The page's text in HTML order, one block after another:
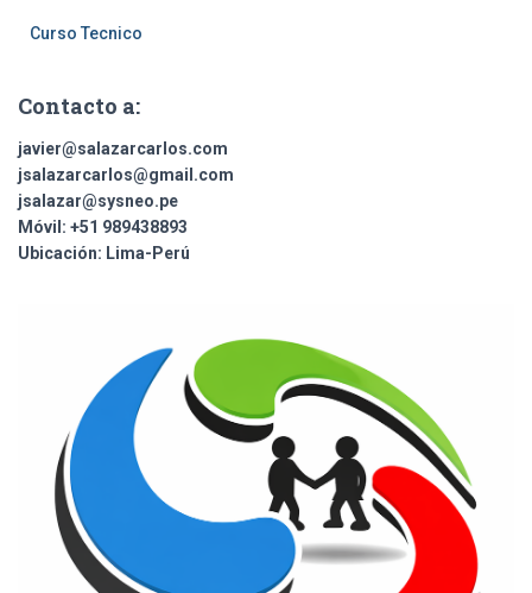
Curso Tecnico
Contacto a:
javier@salazarcarlos.com
jsalazarcarlos@gmail.com
jsalazar@sysneo.pe
Móvil: +51 ​989438893
Ubicación: Lima-Perú